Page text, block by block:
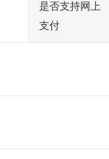
是否支持网上
支付